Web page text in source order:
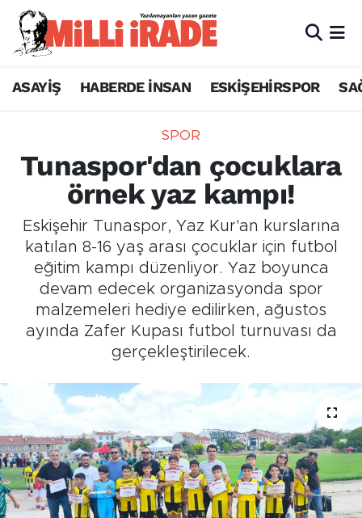
ASAYİŞ HABERDE İNSAN ESKİŞEHİRSPOR
SPOR
Tunaspor'dan çocuklara
örnek yaz kampı!
Eskişehir Tunaspor, Yaz Kur'an kurslarına
katılan 8-16 yaş arası çocuklar için futbol
eğitim kampı düzenliyor. Yaz boyunca
devam edecek organizasyonda spor
malzemeleri hediye edilirken, ağustos
ayında Zafer Kupası futbol turnuvası da
gerçekleştirilecek.